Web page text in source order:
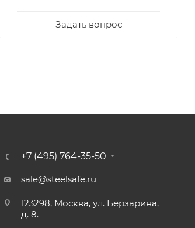
Задать вопрос
+7 (495) 764-35-50
sale@steelsafe.ru
123298, Москва, ул. Берзарина,
д. 8.